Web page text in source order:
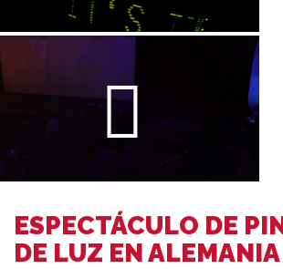
ESPECTÁCULO DE
DE LUZ EN